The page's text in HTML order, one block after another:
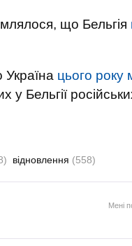
що Бельгія
цього року
у Бельгії
відновлення (558)
Мені